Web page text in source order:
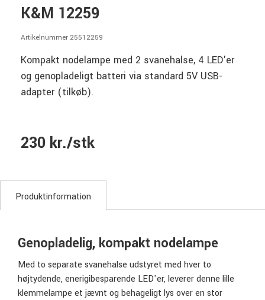
K&M 12259
Artikelnummer 25512259
Kompakt nodelampe med 2 svanehalse, 4 LED'er
og genopladeligt batteri via standard 5V USB-
adapter (tilkøb).
230 kr./stk
Produktinformation
Genopladelig, kompakt nodelampe
Med to separate svanehalse udstyret med hver to
højtydende, enerigibesparende LED'er, leverer denne lille
klemmelampe et jævnt og behageligt lys over en stor